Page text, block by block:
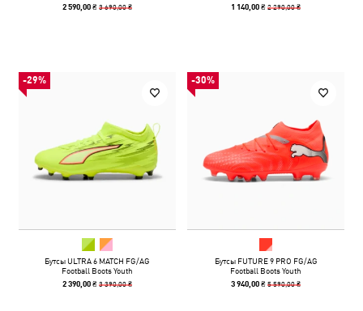
2 590,00 ₴3 690,00 ₴ 1 140,00 ₴2 290,00 ₴
-29%
Бутсы ULTRA 6 MATCH FG/AG
Football Boots Youth
2 390,00 ₴3 390,00 ₴
-30%
Бутсы FUTURE 9 PRO FG/AG
Football Boots Youth
3 940,00 ₴5 590,00 ₴